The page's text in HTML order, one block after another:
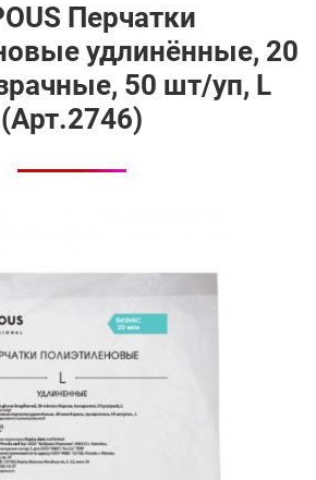
Перчатки
удлинённые, 20
50 шт/уп, L
(Арт.2746)